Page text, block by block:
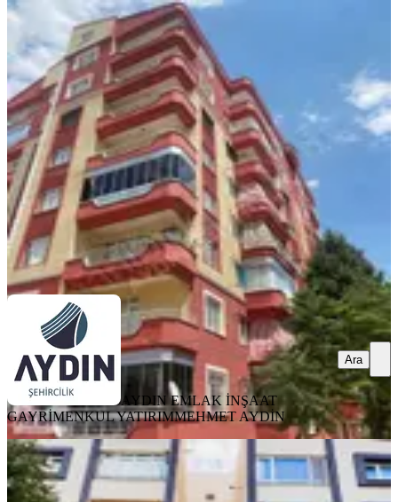
YENİ
Aydın Satıyor'dan Şehir Parkı Karşısı
Arakat Geniş 3+1 Daire
Konya, Karatay
3+1·160 m²·5. Kat·09.08.2026
26.000 ₺
AYDIN EMLAK İNŞAAT GAYRİMENKUL
YATIRIM
MEHMET AYDİN
Ara
AYDIN EMLAK İNŞAAT
GAYRİMENKUL YATIRIMMEHMET AYDİN
Ara
YENİ
Beyhekim Ünüversite Tokilerde
Kiralık Arakat Daire 3+1